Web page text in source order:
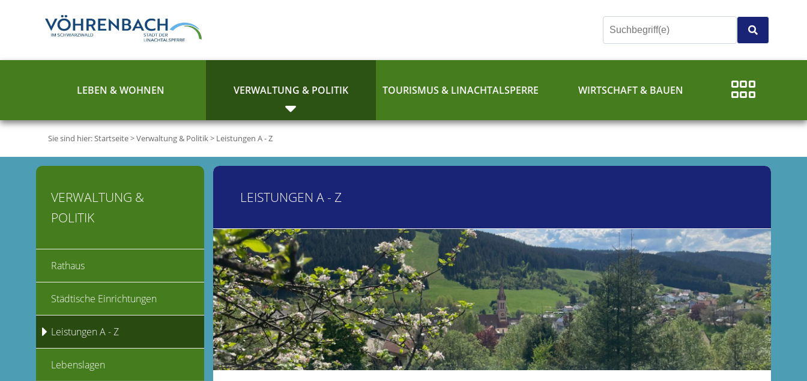
LEBEN & WOHNEN VERWALTUNG & POLITIK TOURISMUS & LINACHTALSPERRE WIRTSCHAFT & BAUEN
Sie sind hier:Startseite>Verwaltung & Politik> Leistungen A - Z
LEISTUNGEN A - Z
VERWALTUNG &
POLITIK
Rathaus
Städtische Einrichtungen
Leistungen A - Z
Lebenslagen